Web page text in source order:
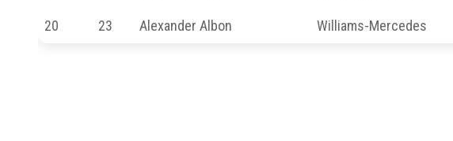
20 23 Alexander Albon Williams-Mercedes